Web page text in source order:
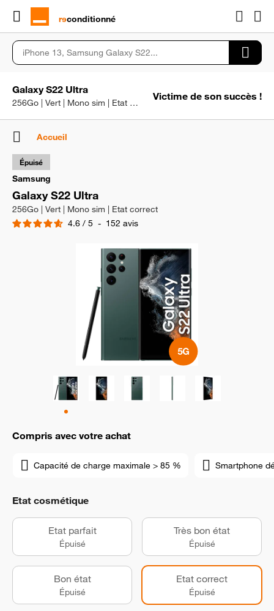
rɘconditionné
Galaxy S22 Ultra
256Go | Vert | Mono sim | Etat correct
Victime de son succès !
Accueil
Samsung
Galaxy S22 Ultra
256Go | Vert | Mono sim | Etat correct
4.6 / 5 - 152 avis
Épuisé
Compris avec votre achat
Capacité de charge maximale > 85 % Smartphone
Etat cosmétique
Etat parfait
Épuisé
Très bon état
Épuisé
Bon état
Épuisé
Etat correct
Épuisé